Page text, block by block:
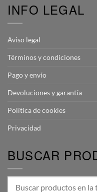
INFO LEGAL
Aviso legal
Términos y condiciones
Pago y envío
Devoluciones y garantía
Política de cookies
Privacidad
BUSCAR